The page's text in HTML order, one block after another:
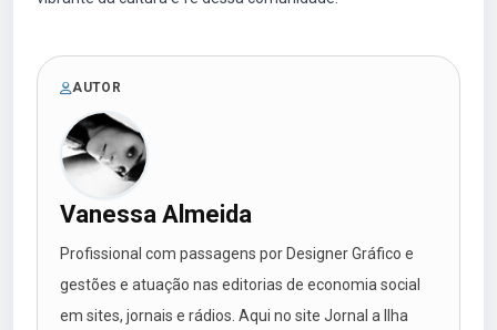
AUTOR
Vanessa Almeida
Profissional com passagens por Designer Gráfico e
gestões e atuação nas editorias de economia social
em sites, jornais e rádios. Aqui no site Jornal a Ilha